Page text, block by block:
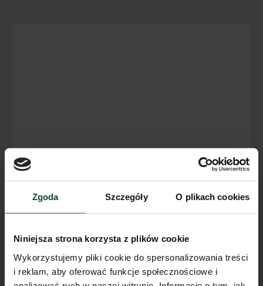
Zgoda Szczegóły O plikach cookies
Niniejsza strona korzysta z plików cookie
Wykorzystujemy pliki cookie do spersonalizowania treści
i reklam, aby oferować funkcje społecznościowe i